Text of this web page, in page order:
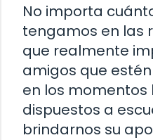
No importa
tengamos en las
que realmente
amigos que
en los momentos
dispuestos a
brindarnos su